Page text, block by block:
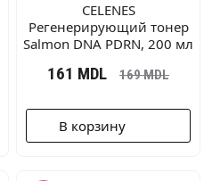
CELENES
Регенерирующий тонер
Salmon DNA PDRN, 200 мл
161 MDL 169MDL
В корзину